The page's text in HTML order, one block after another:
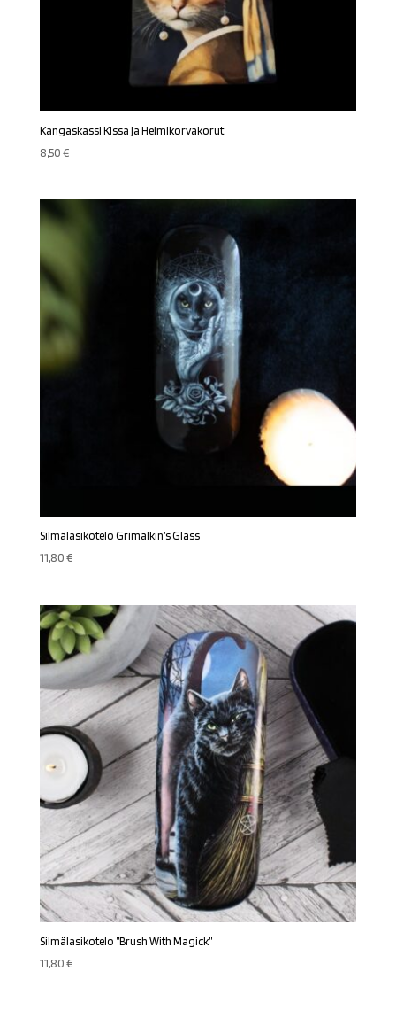
Kangaskassi Kissa ja Helmikorvakorut
8,50€
Silmälasikotelo Grimalkin’s Glass
11,80€
Silmälasikotelo ”Brush With Magick”
11,80€